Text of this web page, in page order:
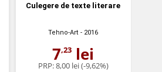
Culegere de texte literare
Tehno-Art - 2016
7,23 lei
PRP:8,00 lei(-9,62%)